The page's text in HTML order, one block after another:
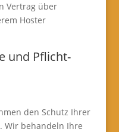
Vertrag über
Hoster
und Pflicht­
den Schutz Ihrer
Wir behandeln Ihre